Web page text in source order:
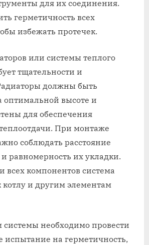
для их соединения.
герметичность всех
избежать протечек.
или системы теплого
тщательности и
должны быть
оптимальной высоте и
для обеспечения
При монтаже
соблюдать расстояние
равномерность их укладки.
всех компонентов система
котлу и другим элементам
системы необходимо провести
испытание на герметичность,